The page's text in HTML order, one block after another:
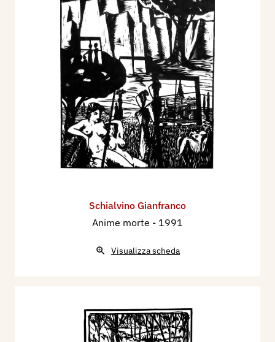
Schialvino ​Gianfranco
Anime morte - 1991
Visualizza scheda